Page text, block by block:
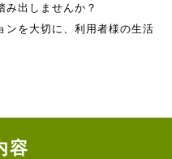
み出しませんか？
ンを大切に、利用者様の生活
容